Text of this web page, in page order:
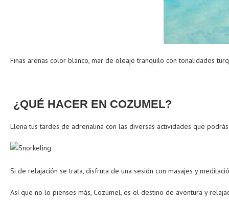
Finas arenas color blanco, mar de oleaje tranquilo con tonalidades
¿QUÉ HACER EN COZUMEL?
Llena tus tardes de adrenalina con las diversas actividades que
Si de relajación se trata, disfruta de una sesión con masajes y
Así que no lo pienses más, Cozumel, es el destino de aventura y